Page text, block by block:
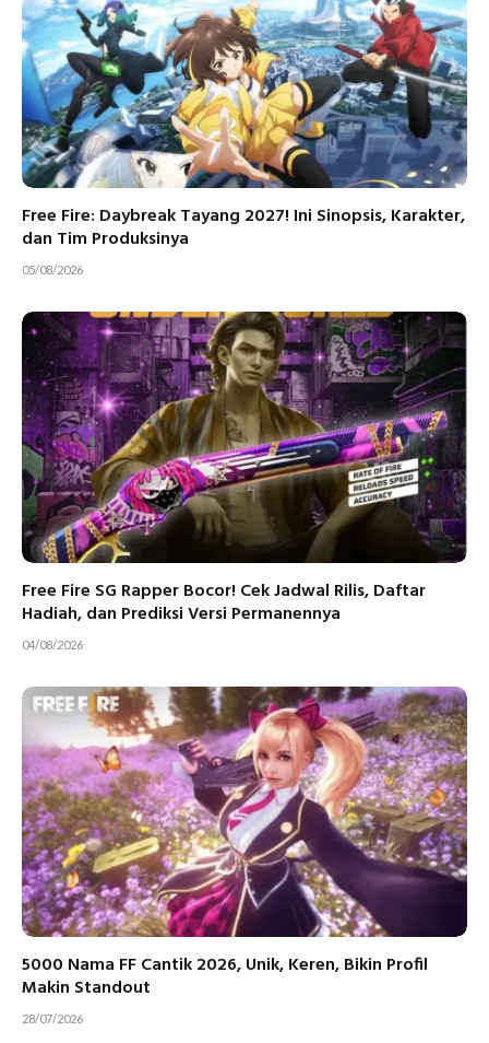
Free Fire: Daybreak Tayang 2027! Ini Sinopsis, Karakter,
dan Tim Produksinya
05/08/2026
Free Fire SG Rapper Bocor! Cek Jadwal Rilis, Daftar
Hadiah, dan Prediksi Versi Permanennya
04/08/2026
5000 Nama FF Cantik 2026, Unik, Keren, Bikin Profil
Makin Standout
28/07/2026